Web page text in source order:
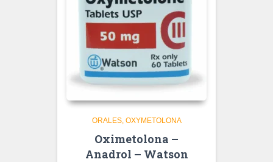
ORALES OXYMETOLONA
Oximetolona –
Anadrol – Watson